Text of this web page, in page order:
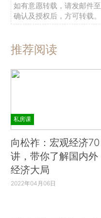
如有意愿转载，请发邮件至
确认及授权后，方可转载。
推荐阅读
私房课
向松祚：宏观经济70
讲，带你了解国内外
经济大局
2022年04月06日